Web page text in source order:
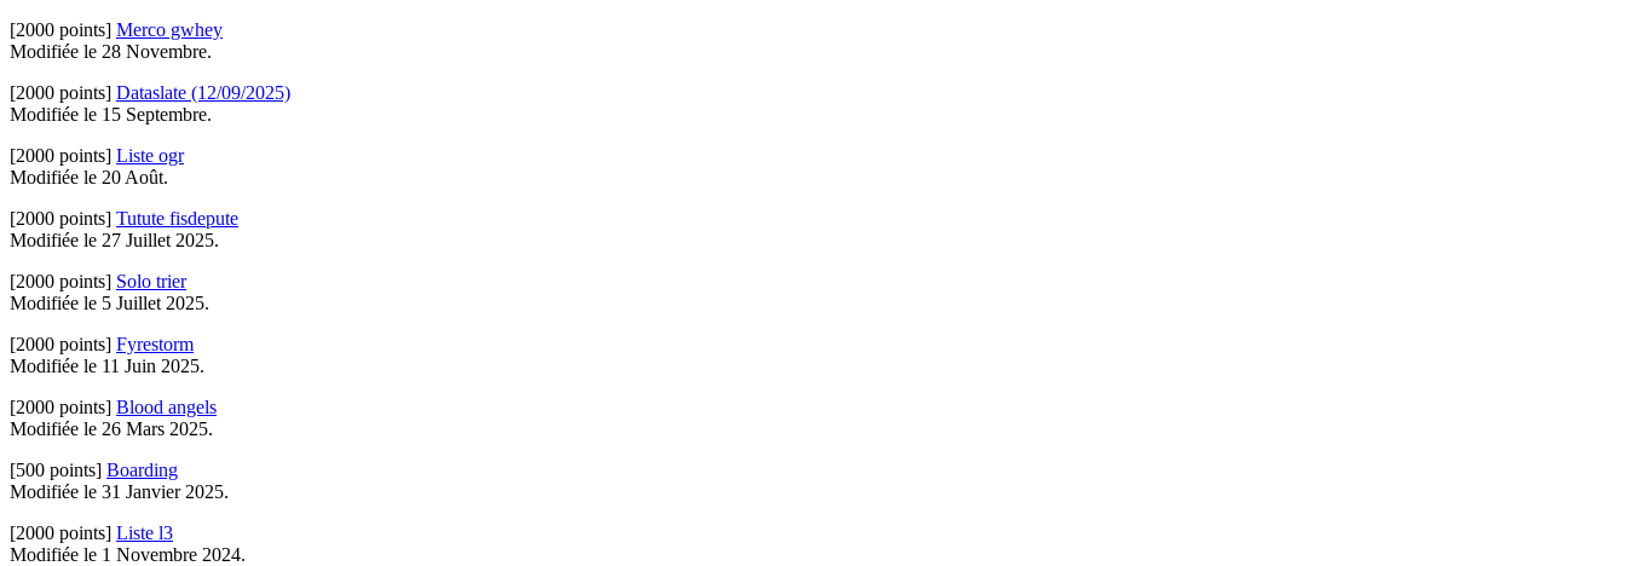
[2000 points] Merco gwhey
Modifiée le 28 Novembre.
[2000 points] Dataslate (12/09/2025)
Modifiée le 15 Septembre.
[2000 points] Liste ogr
Modifiée le 20 Août.
[2000 points] Tutute fisdepute
Modifiée le 27 Juillet 2025.
[2000 points] Solo trier
Modifiée le 5 Juillet 2025.
[2000 points] Fyrestorm
Modifiée le 11 Juin 2025.
[2000 points] Blood angels
Modifiée le 26 Mars 2025.
[500 points] Boarding
Modifiée le 31 Janvier 2025.
[2000 points] Liste l3
Modifiée le 1 Novembre 2024.